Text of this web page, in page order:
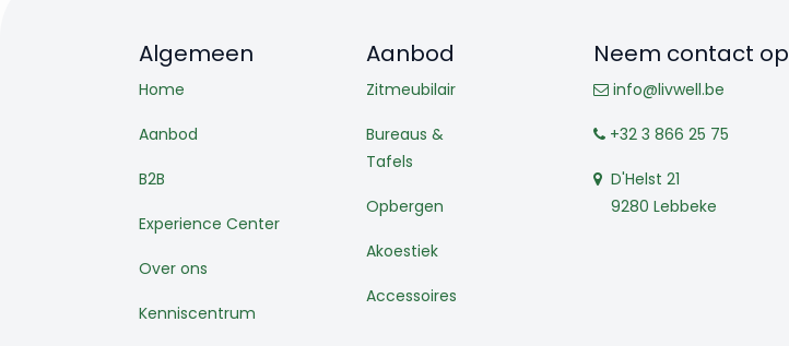
Algemeen
Home
Aanbod
B2B
Experience Center
Over ons
Kenniscentrum
Aanbod
Zitmeubilair
Bureaus &
Tafels
Opbergen
Akoestiek
Accessoires
Neem contact op
info@livwell.be
+32 3 866 25 75
D'Helst 21
9280 Lebbeke